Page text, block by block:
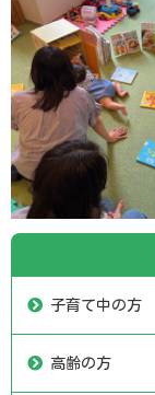
子育て中の方
高齢の方